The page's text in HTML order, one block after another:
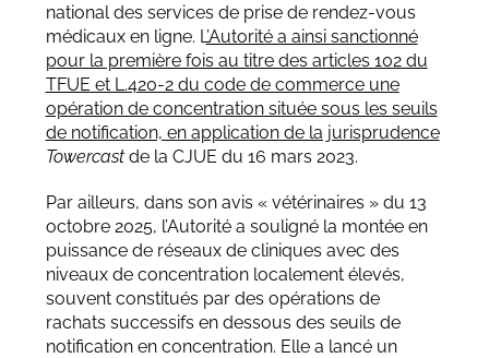
national des services de prise de rendez-vous
médicaux en ligne. L’Autorité a ainsi sanctionné
pour la première fois au titre des articles 102 du
TFUE et L.420-2 du code de commerce une
opération de concentration située sous les seuils
de notification, en application de la jurisprudence
Towercastde la CJUE du 16 mars 2023.
Par ailleurs, dans son avis « vétérinaires » du 13
octobre 2025, l’Autorité a souligné la montée en
puissance de réseaux de cliniques avec des
niveaux de concentration localement élevés,
souvent constitués par des opérations de
rachats successifs en dessous des seuils de
notification en concentration. Elle a lancé un